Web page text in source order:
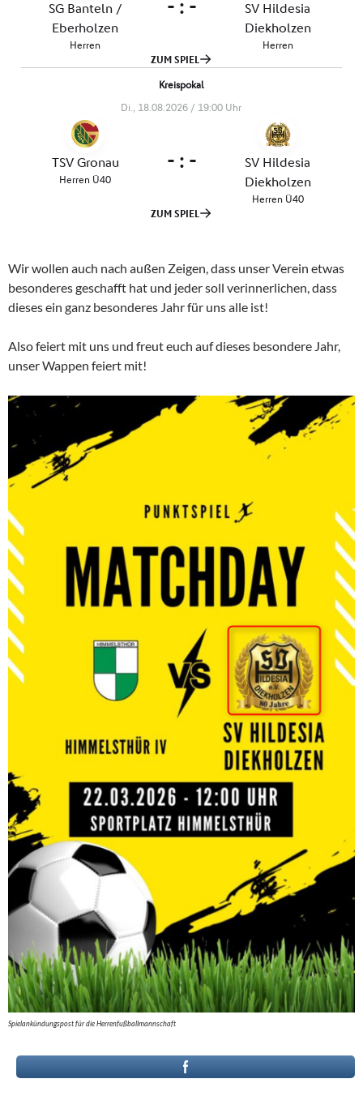
Wir wollen auch nach außen Zeigen, dass unser Verein etwas
besonderes geschafft hat und jeder soll verinnerlichen, dass
dieses ein ganz besonderes Jahr für uns alle ist!
Also feiert mit uns und freut euch auf dieses besondere Jahr,
unser Wappen feiert mit!
Spielankündungspost für die Herrenfußballmannschaft